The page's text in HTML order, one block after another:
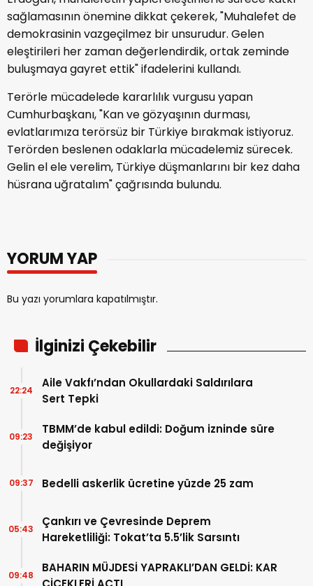
sağlamasının önemine dikkat çekerek, "Muhalefet de
demokrasinin vazgeçilmez bir unsurudur. Gelen
eleştirileri her zaman değerlendirdik, ortak zeminde
buluşmaya gayret ettik" ifadelerini kullandı.
Terörle mücadelede kararlılık vurgusu yapan
Cumhurbaşkanı, "Kan ve gözyaşının durması,
evlatlarımıza terörsüz bir Türkiye bırakmak istiyoruz.
Terörden beslenen odaklarla mücadelemiz sürecek.
Gelin el ele verelim, Türkiye düşmanlarını bir kez daha
hüsrana uğratalım" çağrısında bulundu.
YORUM YAP
Bu yazı yorumlara kapatılmıştır.
İlginizi Çekebilir
Aile Vakfı’ndan Okullardaki Saldırılara
Sert Tepki
22:24
TBMM’de kabul edildi: Doğum izninde süre
değişiyor
09:23
Bedelli askerlik ücretine yüzde 25 zam
09:37
Çankırı ve Çevresinde Deprem
Hareketliliği: Tokat’ta 5.5’lik Sarsıntı
05:43
BAHARIN MÜJDESİ YAPRAKLI’DAN GELDİ: KAR
09:48